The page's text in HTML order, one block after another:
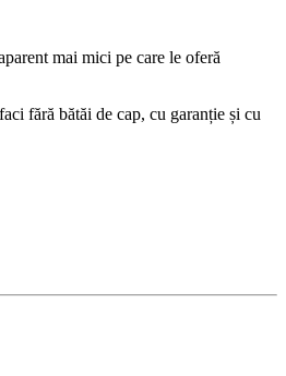
mai mici pe care le oferă
fără bătăi de cap, cu garanție și cu